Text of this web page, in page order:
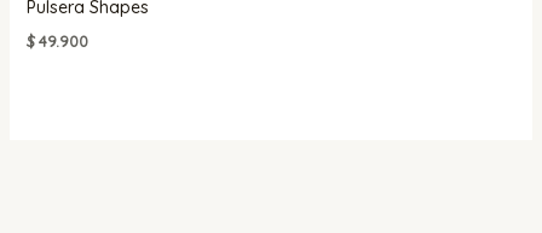
Pulsera Shapes
$49.900